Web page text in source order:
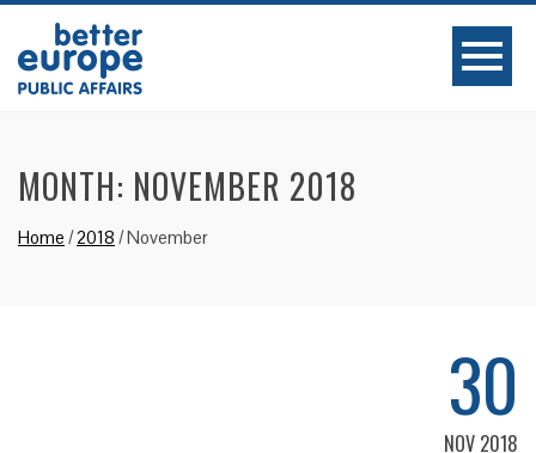
MONTH: NOVEMBER 2018
Home /2018 /November
30
NOV 2018